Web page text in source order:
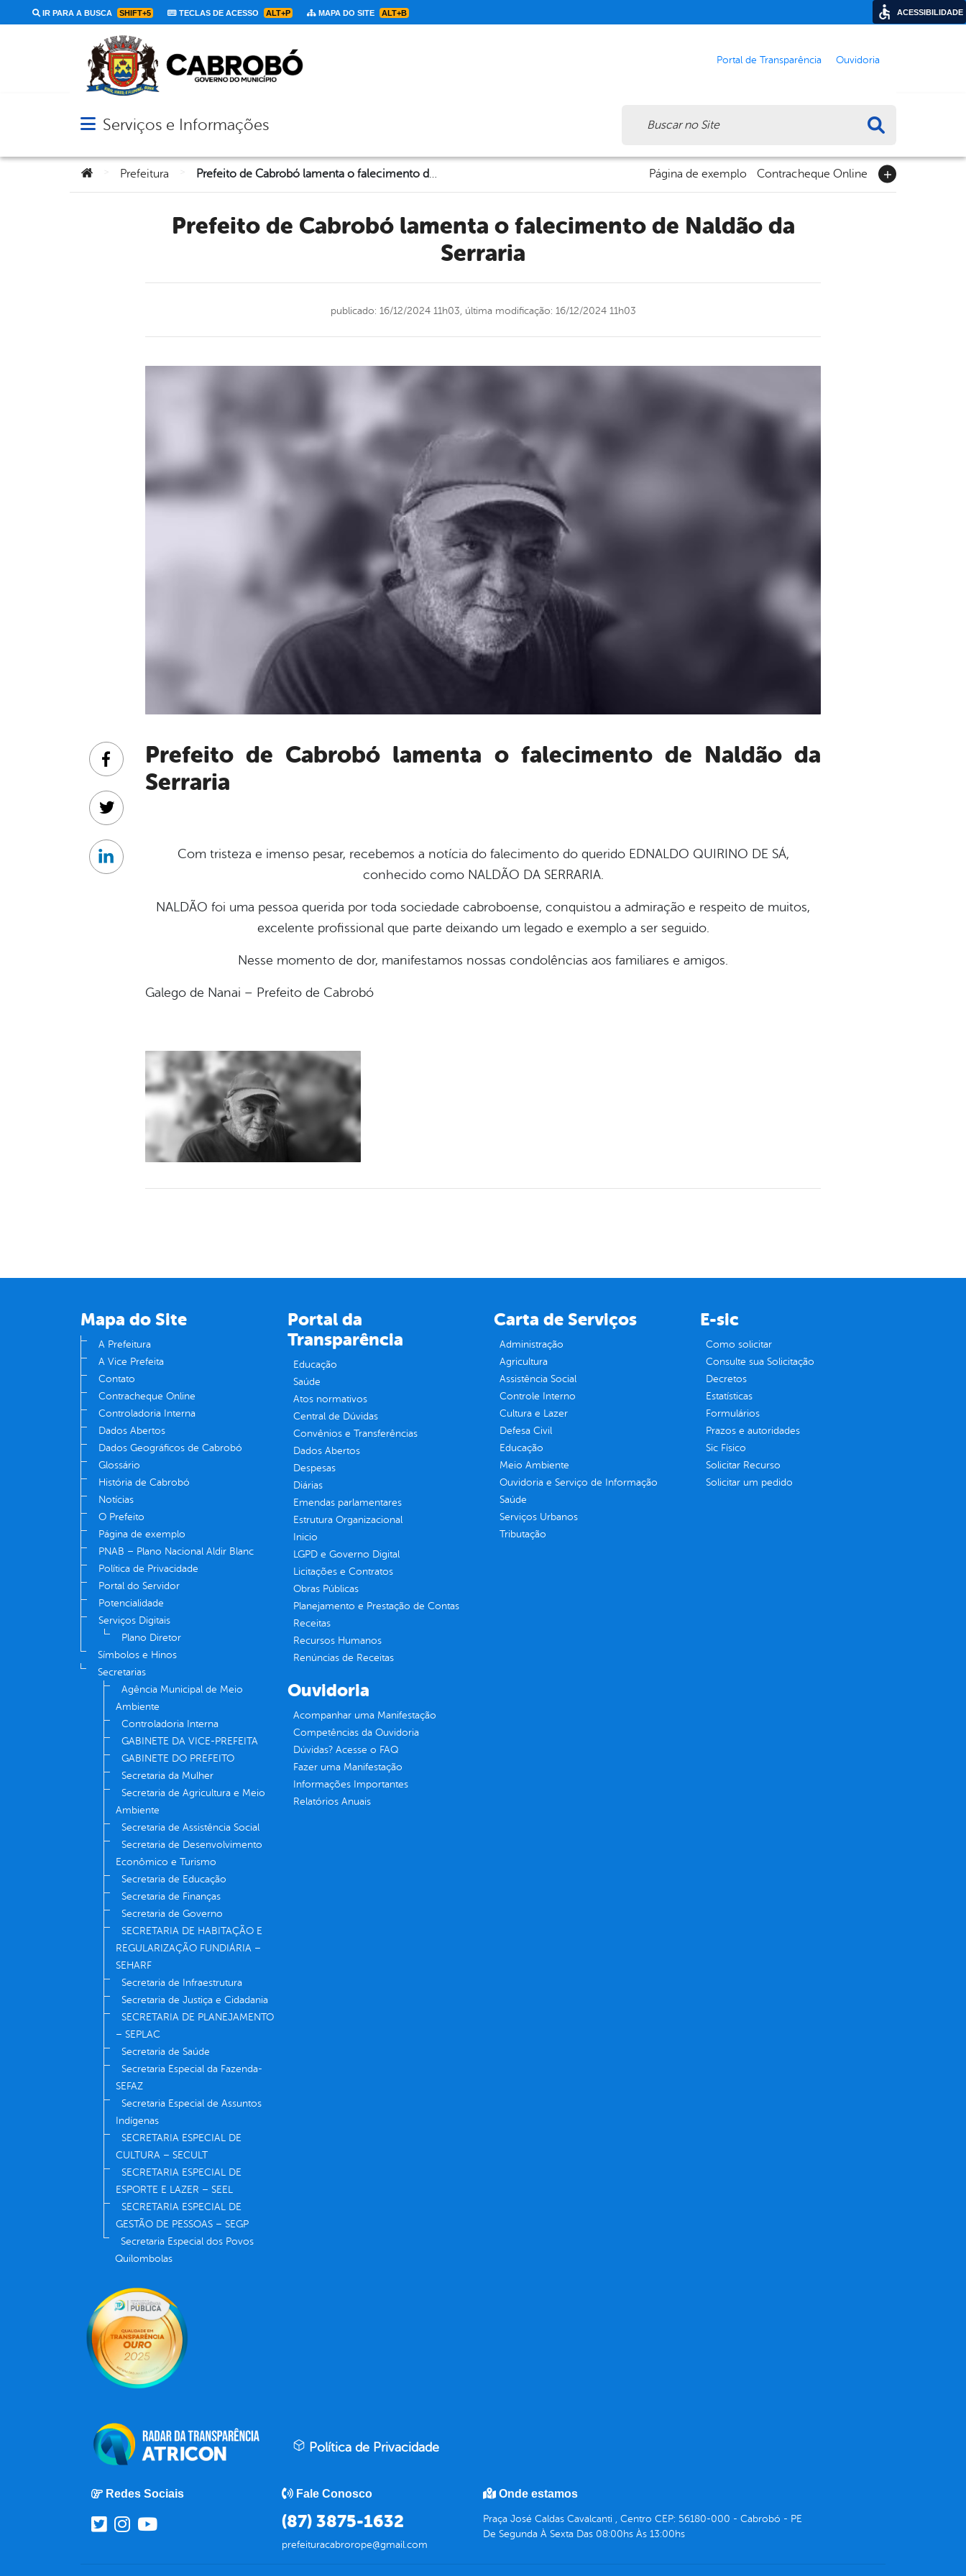
IR PARA A BUSCA SHIFT+5 TECLAS DE ACESSO ALT+P MAPA DO SITE ALT+B
Portal de Transparência Ouvidoria
Abrir menu principal de navegação
Serviços e Informações
Você está aqui:
Prefeitura Prefeito de Cabrobó lamenta o falecimento de Naldão da Serraria Página de exemplo Contracheque Online
Prefeito de Cabrobó lamenta o falecimento de Naldão da
Serraria
publicado: 16/12/2024 11h03, última modificação: 16/12/2024 11h03
Prefeito de Cabrobó lamenta o falecimento de Naldão da
Serraria
Com tristeza e imenso pesar, recebemos a notícia do falecimento do querido EDNALDO QUIRINO DE SÁ,
conhecido como NALDÃO DA SERRARIA.
NALDÃO foi uma pessoa querida por toda sociedade cabroboense, conquistou a admiração e respeito de muitos,
excelente profissional que parte deixando um legado e exemplo a ser seguido.
Nesse momento de dor, manifestamos nossas condolências aos familiares e amigos.
Galego de Nanai – Prefeito de Cabrobó
Facebook
Twitter
Linkedin
Mapa do Site
A Prefeitura
A Vice Prefeita
Contato
Contracheque Online
Controladoria Interna
Dados Abertos
Dados Geográficos de Cabrobó
Glossário
História de Cabrobó
Notícias
O Prefeito
Página de exemplo
PNAB – Plano Nacional Aldir Blanc
Política de Privacidade
Portal do Servidor
Potencialidade
Serviços Digitais
Plano Diretor
Símbolos e Hinos
Secretarias
Agência Municipal de Meio
Ambiente
Controladoria Interna
GABINETE DA VICE-PREFEITA
GABINETE DO PREFEITO
Secretaria da Mulher
Secretaria de Agricultura e Meio
Ambiente
Secretaria de Assistência Social
Secretaria de Desenvolvimento
Econômico e Turismo
Secretaria de Educação
Secretaria de Finanças
Secretaria de Governo
SECRETARIA DE HABITAÇÃO E
REGULARIZAÇÃO FUNDIÁRIA –
SEHARF
Secretaria de Infraestrutura
Secretaria de Justiça e Cidadania
SECRETARIA DE PLANEJAMENTO
– SEPLAC
Secretaria de Saúde
Secretaria Especial da Fazenda-
SEFAZ
Secretaria Especial de Assuntos
Indígenas
SECRETARIA ESPECIAL DE
CULTURA – SECULT
SECRETARIA ESPECIAL DE
ESPORTE E LAZER – SEEL
SECRETARIA ESPECIAL DE
GESTÃO DE PESSOAS – SEGP
Secretaria Especial dos Povos
Quilombolas
Portal da
Transparência
Educação
Saúde
Atos normativos
Central de Dúvidas
Convênios e Transferências
Dados Abertos
Despesas
Diárias
Emendas parlamentares
Estrutura Organizacional
Inicio
LGPD e Governo Digital
Licitações e Contratos
Obras Públicas
Planejamento e Prestação de Contas
Receitas
Recursos Humanos
Renúncias de Receitas
Carta de Serviços
Administração
Agricultura
Assistência Social
Controle Interno
Cultura e Lazer
Defesa Civil
Educação
Meio Ambiente
Ouvidoria e Serviço de Informação
Saúde
Serviços Urbanos
Tributação
E-sic
Como solicitar
Consulte sua Solicitação
Decretos
Estatísticas
Formulários
Prazos e autoridades
Sic Físico
Solicitar Recurso
Solicitar um pedido
Ouvidoria
Acompanhar uma Manifestação
Competências da Ouvidoria
Dúvidas? Acesse o FAQ
Fazer uma Manifestação
Informações Importantes
Relatórios Anuais
Política de Privacidade
Redes Sociais Fale Conosco
(87) 3875-1632
prefeituracabrorope@gmail.com
Onde estamos
Praça José Caldas Cavalcanti , Centro CEP: 56180-000 - Cabrobó - PE
De Segunda À Sexta Das 08:00hs Às 13:00hs
ACESSIBILIDADE